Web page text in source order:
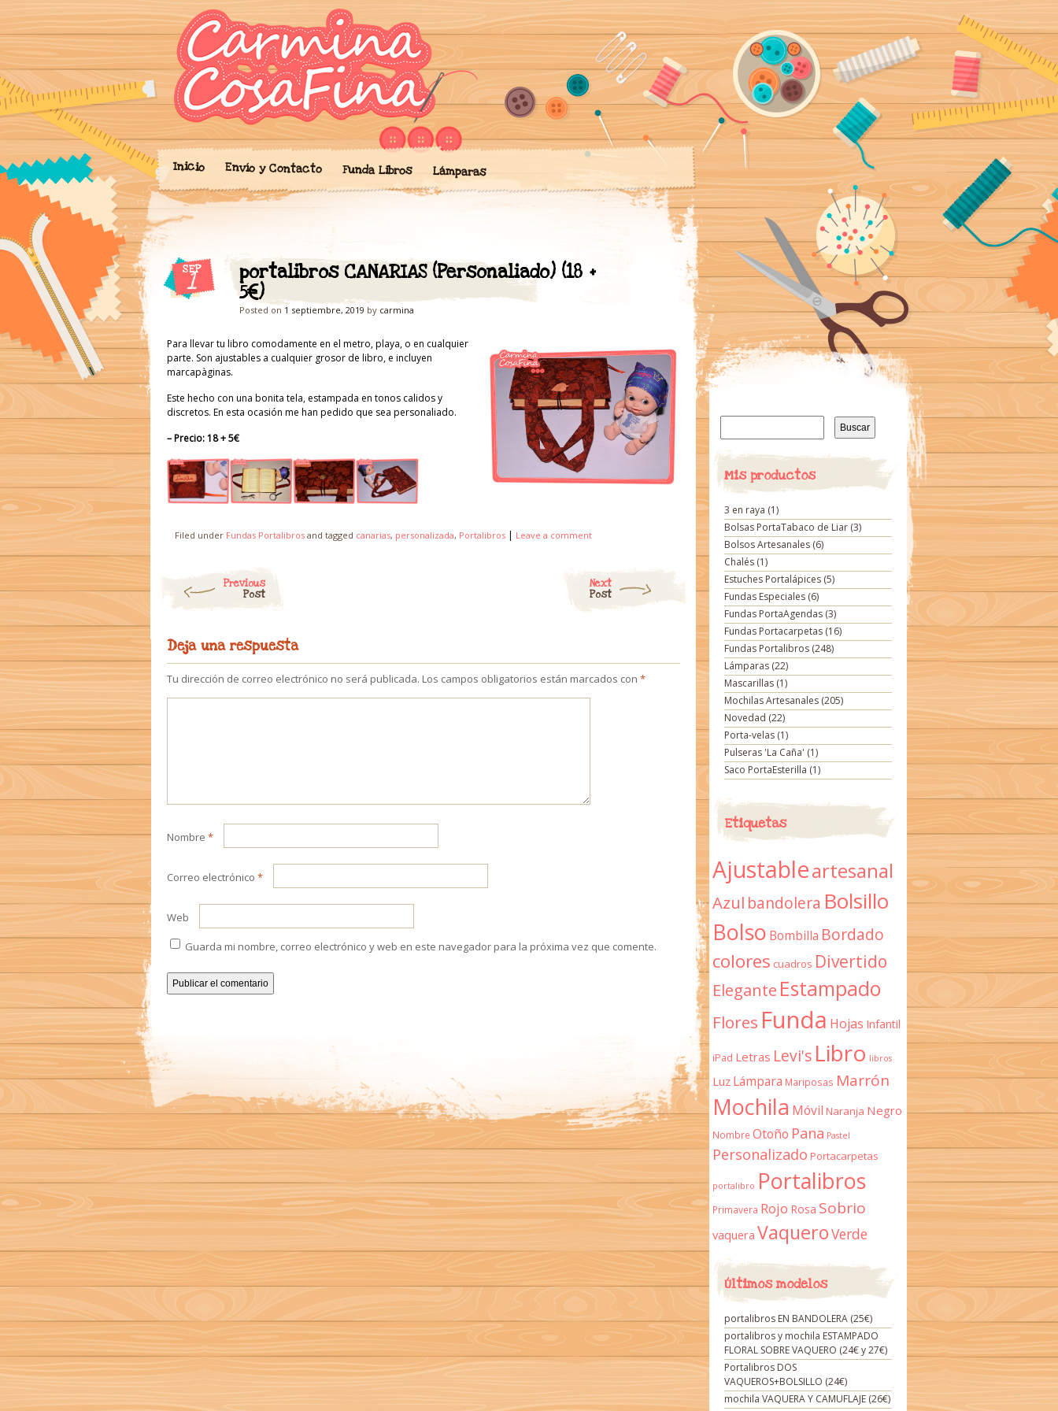
'Cosicas' de Artesanía
Blog donde expongo mis creaciones de artesanía, fundas
portalibros, mochilas, lámparas… todo hecho a mano y con mucho
cariño.
Inicio Envío y Contacto Funda Libros Lámparas
SEP
1
portalibros CANARIAS (Personaliado) (18 +
5€)
Posted on 1 septiembre, 2019 by carmina
Para llevar tu libro comodamente en el metro, playa, o en cualquier
parte. Son ajustables a cualquier grosor de libro, e incluyen
marcapàginas.
Este hecho con una bonita tela, estampada en tonos calidos y
discretos. En esta ocasión me han pedido que sea personaliado.
– Precio: 18 + 5€
Filed under Fundas Portalibros and tagged canarias, personalizada, Portalibros | Leave a comment
Previous
Post
Next
Post
Deja una respuesta
Tu dirección de correo electrónico no será publicada. Los campos obligatorios están marcados con *
Nombre *
Correo electrónico *
Web
Guarda mi nombre, correo electrónico y web en este navegador para la próxima vez que comente.
Buscar:
Mis productos
3 en raya (1)
Bolsas PortaTabaco de Liar(3)
Bolsos Artesanales(6)
Chalés(1)
Estuches Portalápices(5)
Fundas Especiales(6)
Fundas PortaAgendas(3)
Fundas Portacarpetas(16)
Fundas Portalibros(248)
Lámparas(22)
Mascarillas(1)
Mochilas Artesanales(205)
Novedad (22)
Porta-velas(1)
Pulseras 'La Caña' (1)
Saco PortaEsterilla (1)
Etiquetas
Ajustableartesanal
Azul bandolera Bolsillo
Bolso Bombilla Bordado
colores cuadros Divertido
Elegante Estampado
Flores Funda Hojas Infantil
iPad Letras Levi's Libro libros
Luz Lámpara Mariposas Marrón
Mochila Móvil Naranja Negro
Nombre Otoño Pana Pastel
Personalizado Portacarpetas
portalibro Portalibros
Primavera Rojo Rosa Sobrio
vaquera VaqueroVerde
Últimos modelos
portalibros EN BANDOLERA (25€)
portalibros y mochila ESTAMPADO
FLORAL SOBRE VAQUERO (24€ y 27€)
Portalibros DOS
VAQUEROS+BOLSILLO (24€)
mochila VAQUERA Y CAMUFLAJE (26€)